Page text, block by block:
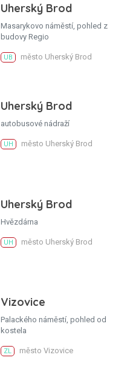
Uherský Brod
Masarykovo náměstí, pohled z
budovy Regio
UB město Uherský Brod
Uherský Brod
autobusové nádraží
UH město Uherský Brod
Uherský Brod
Hvězdárna
UH město Uherský Brod
Vizovice
Palackého náměstí, pohled od
kostela
ZL město Vizovice